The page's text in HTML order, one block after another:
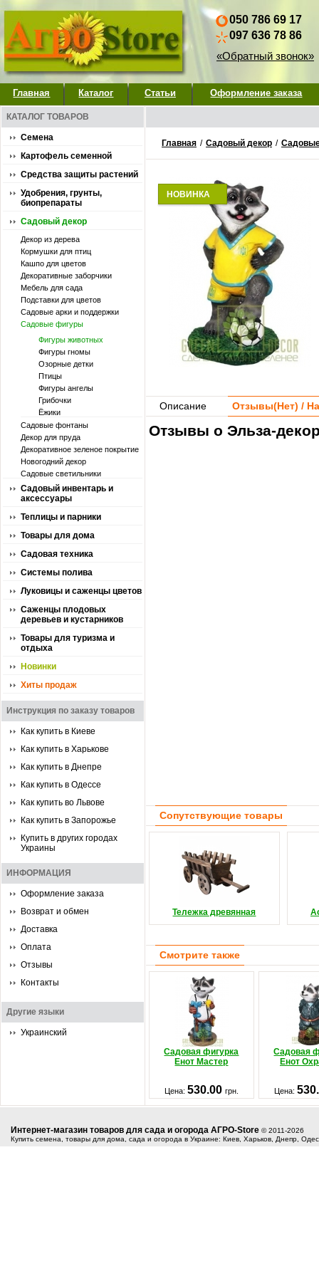
050 786 69 17
097 636 78 86
«Обратный звонок»
Главная Каталог Статьи Оформление заказа
КАТАЛОГ ТОВАРОВ
Семена
Картофель семенной
Средства защиты растений
Удобрения, грунты,
биопрепараты
Садовый декор
Декор из дерева
Кормушки для птиц
Кашпо для цветов
Декоративные заборчики
Мебель для сада
Подставки для цветов
Садовые арки и поддержки
Садовые фигуры
Фигуры животных
Фигуры гномы
Озорные детки
Птицы
Фигуры ангелы
Грибочки
Ёжики
Садовые фонтаны
Декор для пруда
Декоративное зеленое покрытие
Новогодний декор
Садовые светильники
Садовый инвентарь и
аксессуары
Теплицы и парники
Товары для дома
Садовая техника
Системы полива
Луковицы и саженцы цветов
Саженцы плодовых
деревьев и кустарников
Товары для туризма и
отдыха
Новинки
Хиты продаж
Инструкция по заказу товаров
Как купить в Киеве
Как купить в Харькове
Как купить в Днепре
Как купить в Одессе
Как купить во Львове
Как купить в Запорожье
Купить в других городах
Украины
ИНФОРМАЦИЯ
Оформление заказа
Возврат и обмен
Доставка
Оплата
Отзывы
Контакты
Другие языки
Украинский
Главная / Садовый декор /
НОВИНКА
Описание Отзывы(Нет) /
Отзывы о Эльза-
Сопутствующие товары
Тележка древянная
Смотрите также
Садовая фигурка
Енот Мастер
Садовая
Енот
Цена: 530.00 грн. Цена:
Интернет-магазин товаров для сада и огорода АГРО-Store © 2011-2026
Купить семена, товары для дома, сада и огорода в Украине: Киев, Харьков, Днепр,